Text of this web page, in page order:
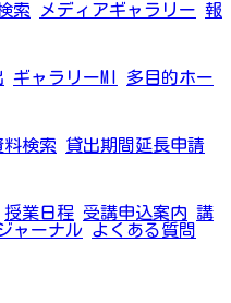
索 メディアギャラリー 報
ギャラリーMI
多目的ホー
料検索
貸出期間延長申請
授業日程 受講申込案内 講
ャーナル よくある質問